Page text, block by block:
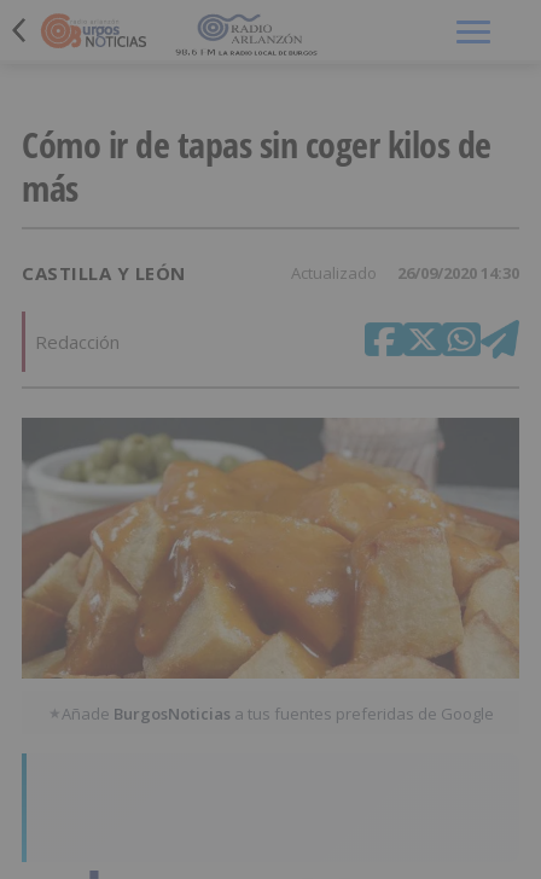
Cómo ir de tapas sin coger kilos de
más
CASTILLA Y LEÓN Actualizado 26/09/2020 14:30
Redacción
★ Añade BurgosNoticias a tus fuentes preferidas de Google